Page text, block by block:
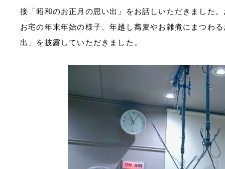
接「昭和のお正月の思い出」をお話しいただきました
お宅の年末年始の様子、年越し蕎麦やお雑煮にまつわ
出」を披露していただきました。